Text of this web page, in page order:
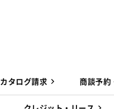
カタログ請求 商談予約